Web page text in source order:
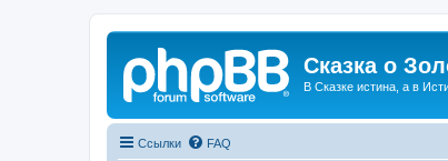
Сказка о
В Сказке истина, а в
Ссылки FAQ